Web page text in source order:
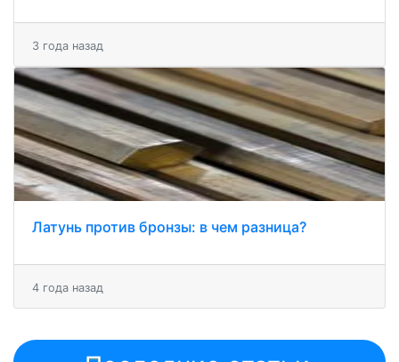
3 года назад
Латунь против бронзы: в чем разница?
4 года назад